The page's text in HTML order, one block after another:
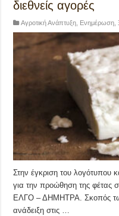
διεθνείς αγορές
Αγροτική Ανάπτυξη Ενημέρωση ,
Στην έγκριση του λογότυπου
για την προώθηση της φέτας
ΕΛΓΟ – ΔΗΜΗΤΡΑ. Σκοπός
ανάδειξη στις …